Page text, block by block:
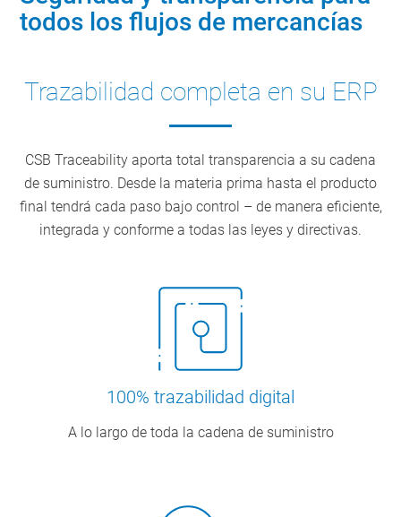
todos los flujos de mercancías
Trazabilidad completa en su ERP
CSB Traceability aporta total transparencia a su cadena
de suministro. Desde la materia prima hasta el producto
final tendrá cada paso bajo control – de manera eficiente,
integrada y conforme a todas las leyes y directivas.
100% trazabilidad digital
A lo largo de toda la cadena de suministro